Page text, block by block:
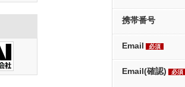
携帯番号
Email 必須
Email(確認) 必須